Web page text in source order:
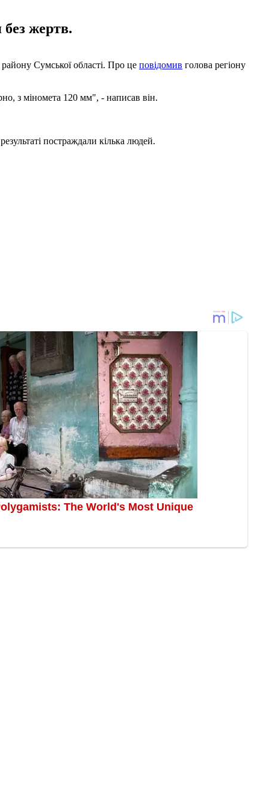
жертв.
району Сумської області. Про це повідомив голова регіону
з міномета 120 мм", - написав він.
постраждали кілька людей.